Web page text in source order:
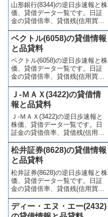
山形銀行(8344)の逆日歩速報と株
価、貸借データ一覧です。日証
金の貸借倍率、貸借残(信用買
残、信用売残)、品貸料(逆日
歩)、東証の週末残高、規制(注意
喚起・申込停止)など、空売り関
連情報を集計し、図解でわかり
やすくまとめて掲載していま
す。
ベクトル(6058)の貸借情報
と品貸料
ベクトル(6058)の逆日歩速報と株
価、貸借データ一覧です。日証
金の貸借倍率、貸借残(信用買
残、信用売残)、品貸料(逆日
歩)、東証の週末残高、規制(注意
喚起・申込停止)など、空売り関
連情報を集計し、図解でわかり
やすくまとめて掲載していま
す。
Ｊ-ＭＡＸ(3422)の貸借情
報と品貸料
Ｊ-ＭＡＸ(3422)の逆日歩速報と
株価、貸借データ一覧です。日
証金の貸借倍率、貸借残(信用買
残、信用売残)、品貸料(逆日
歩)、東証の週末残高、規制(注意
喚起・申込停止)など、空売り関
連情報を集計し、図解でわかり
やすくまとめて掲載していま
す。
松井証券(8628)の貸借情報
と品貸料
松井証券(8628)の逆日歩速報と株
価、貸借データ一覧です。日証
金の貸借倍率、貸借残(信用買
残、信用売残)、品貸料(逆日
歩)、東証の週末残高、規制(注意
喚起・申込停止)など、空売り関
ディー・エヌ・エー(2432)